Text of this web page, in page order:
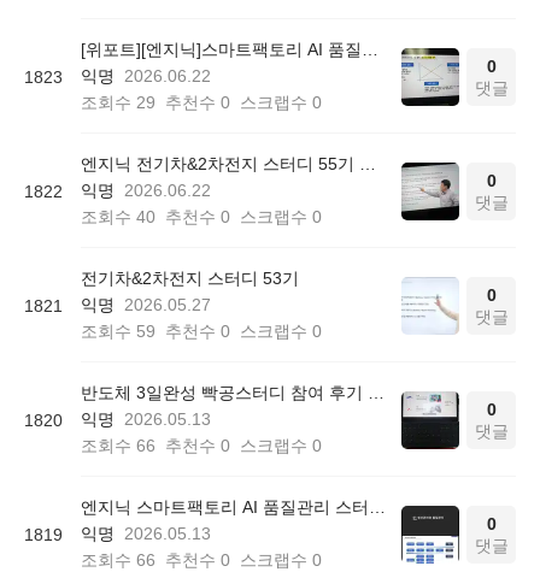
1823
[위포트][엔지닉]스마트팩토리 AI 품질관리 빡공스터디 55기 후기
익명
2026.06.22
조회수 29 추천수 0 스크랩수 0
0
댓글
1822
엔지닉 전기차&2차전지 스터디 55기 참여후기
익명
2026.06.22
조회수 40 추천수 0 스크랩수 0
0
댓글
1821
전기차&2차전지 스터디 53기
익명
2026.05.27
조회수 59 추천수 0 스크랩수 0
0
댓글
1820
반도체 3일완성 빡공스터디 참여 후기 학습일지 1
익명
2026.05.13
조회수 66 추천수 0 스크랩수 0
0
댓글
1819
엔지닉 스마트팩토리 AI 품질관리 스터디 52기 참여후기
익명
2026.05.13
조회수 66 추천수 0 스크랩수 0
0
댓글